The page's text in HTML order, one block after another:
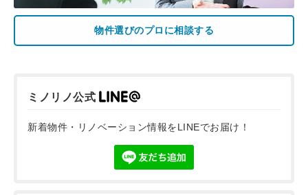
物件選びのプロに相談する
ミノリノ公式
新着物件・リノベーション情報をLINEでお届け！